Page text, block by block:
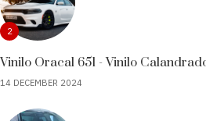
2
Vinilo Oracal 651 - Vinilo
14 DECEMBER 2024